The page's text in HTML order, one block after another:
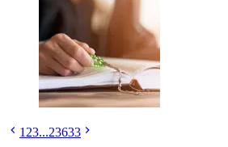
1 23...23633